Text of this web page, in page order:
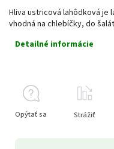
Hliva ustricová lahôdková je
vhodná na chlebíčky, do
Detailné informácie
Opýtať sa Strážiť